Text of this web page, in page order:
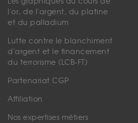
l'or, de l'argent, du platine
et du palladium
Lutte contre le blanchiment
d'argent et le financement
du terrorisme (LCB-FT)
Partenariat CGP
Affiliation
Nos expertises métiers